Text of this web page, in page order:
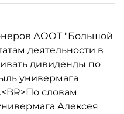
АООТ "Большой
деятельности в
дивиденды по
универмага
словам
Алексея